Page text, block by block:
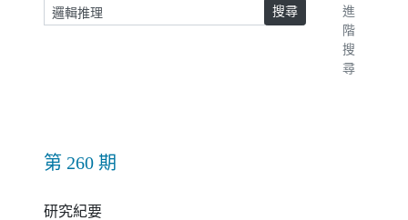
請輸入關鍵字 搜尋
進
階
搜
尋
第 260 期
研究紀要